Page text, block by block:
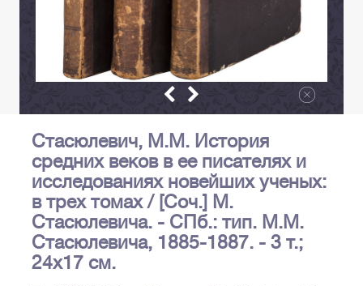
Стасюлевич, М.М. История
средних веков в ее писателях и
исследованиях новейших ученых:
в трех томах / [Соч.] М.
Стасюлевича. - СПб.: тип. М.М.
Стасюлевича, 1885-1887. - 3 т.;
24х17 см.